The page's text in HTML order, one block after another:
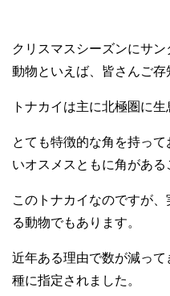
クリスマスシーズンにサ
動物といえば、皆さんご存
トナカイは主に北極圏に
とても特徴的な角を持っ
いオスメスともに角がある
このトナカイなのですが
る動物でもあります。
近年ある理由で数が減っ
種に指定されました。